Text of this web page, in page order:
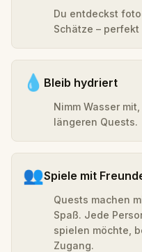
Du entdeckst
Schätze –
💧 Bleib hydriert
Nimm Wasser
längeren Quests.
👥Spiele mit
Quests machen
Spaß. Jede
spielen möchte,
Zugang.